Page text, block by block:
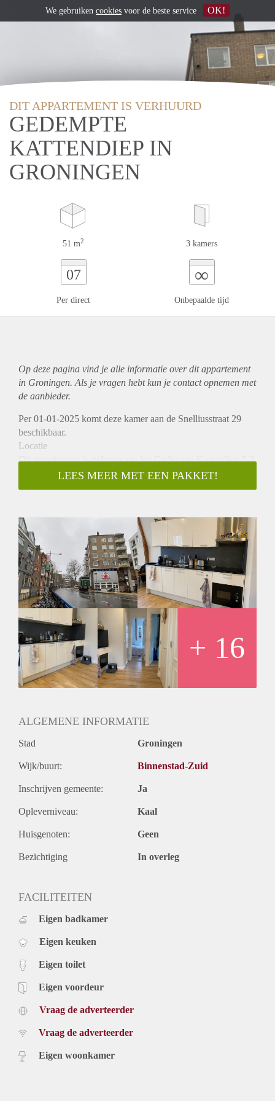
DIT APPARTEMENT IS VERHUURD
GEDEMPTE
KATTENDIEP IN
GRONINGEN
51 m2 3 kamers
07
Per direct
∞
Onbepaalde tijd
Op deze pagina vind je alle informatie over ditappartement
in Groningen. Als je vragen hebt kun je contact opnemen met
de aanbieder.
Per 01-01-2025 komt deze kamer aan de Snelliusstraat 29
beschikbaar.
Locatie
Dit appartement is gelegen aan het Gedempte Kattendiep 3-2.
Dit is aan de rand van het centrum van Groningen nabij de
grachten. Vanaf deze locatie zijn het station, winkels en
Het appartement beschikt over een ruime woonkamer/
keuken. De keuken is voorzien van alle nodige inbouw
apparatuur. Het appartement beschikt over twee slaapkamers.
De badkamer beschikt over een afgesloten douchecabine en
het toilet is apart gelegen van de badkamer.
Huurprijs
De huurprijs bedraagt € 1335,- inclusief een voorschot van €
175,- voor gas, water, elektra & internet.
Vanwege het hoge aantal aanvragen kunnen we niet op
iedereen reageren. Wij nodigen doorgaans circa 5 kandidaten
uit voor een bezichtiging. We kunnen helaas niet iedereen
persoonlijk beantwoorden of uitnodigingen.
LEES MEER MET EEN PAKKET!
+ 16
ALGEMENE INFORMATIE
Stad Groningen
Wijk/buurt: Binnenstad-Zuid
Inschrijven gemeente: Ja
Opleverniveau: Kaal
Huisgenoten: Geen
Bezichtiging In overleg
FACILITEITEN
Eigen badkamer
Eigen keuken
Eigen toilet
Eigen voordeur
Vraag de adverteerder
Vraag de adverteerder
Eigen woonkamer
We gebruiken cookies voor de beste service OK!